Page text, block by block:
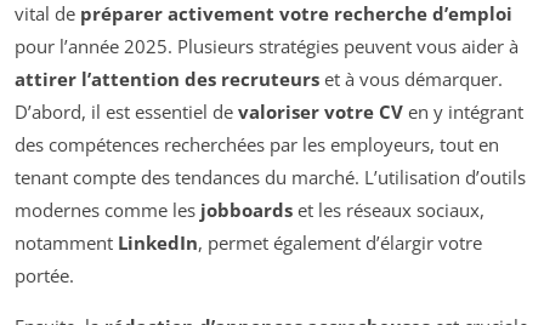
vital de préparer activement votre recherche d’emploi
pour l’année 2025. Plusieurs stratégies peuvent vous aider à
attirer l’attention des recruteurs et à vous démarquer.
D’abord, il est essentiel de valoriser votre CV en y intégrant
des compétences recherchées par les employeurs, tout en
tenant compte des tendances du marché. L’utilisation d’outils
modernes comme les jobboards et les réseaux sociaux,
notamment LinkedIn, permet également d’élargir votre
portée.